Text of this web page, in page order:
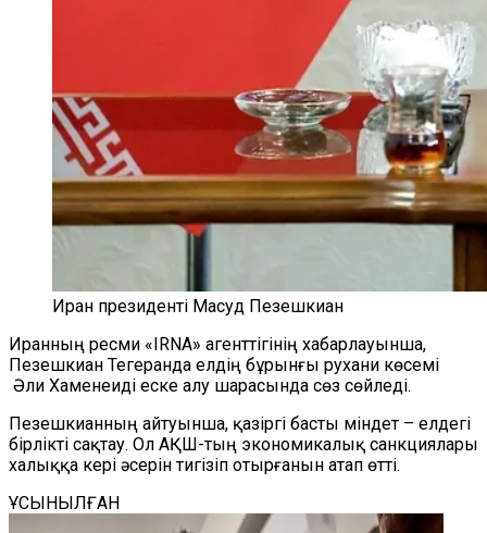
Иран президенті Масуд Пезешкиан
Иранның ресми «IRNA» агенттігінің хабарлауынша,
Пезешкиан Тегеранда елдің бұрынғы рухани көсемі
Әли Хаменеиді еске алу шарасында сөз сөйледі.
Пезешкианның айтуынша, қазіргі басты міндет – елдегі
бірлікті сақтау. Ол АҚШ-тың экономикалық санкциялары
халыққа кері әсерін тигізіп отырғанын атап өтті.
ҰСЫНЫЛҒАН